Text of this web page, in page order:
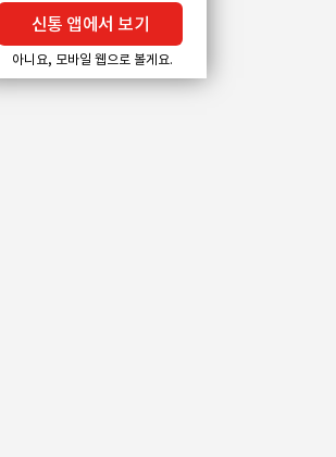
신통 앱에서 보기
아니요, 모바일 웹으로 볼게요.